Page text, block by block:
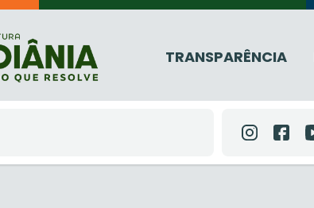
TRANSPARÊNCIA